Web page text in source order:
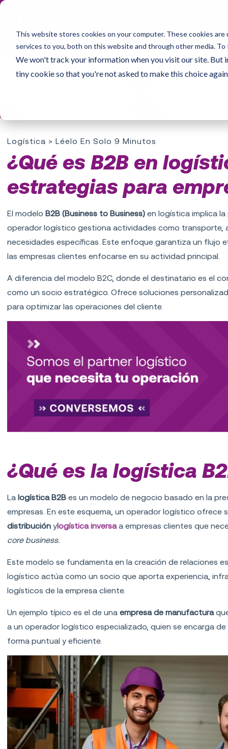
This website stores cookies on your computer. These cookies
services to you, both on this website and through other media.
We won't track your information when you visit our site. But
tiny cookie so that you're not asked to make this choice
Logística > Léelo En Solo 9 Minutos
¿Qué es B2B en
estrategias para
El modeloB2B (Business to Business) en logística implica
operador logístico gestiona actividades como transporte,
necesidades específicas. Este enfoque garantiza un flujo
las empresas clientes enfocarse en su actividad principal.
A diferencia del modelo B2C, donde el destinatario es el
como un socio estratégico. Ofrece soluciones
para optimizar las operaciones del cliente.
¿Qué es la logística
Lalogística B2B es un modelo de negocio basado en la
empresas. En este esquema, un operador logístico ofrece
distribución ylogística inversaa empresas clientes que
core business.
Este modelo se fundamenta en la creación de relaciones
logístico actúa como un socio que aporta experiencia,
logísticos de la empresa cliente.
Un ejemplo típico es el de unaempresa de manufactura
a un operador logístico especializado, quien se encarga
forma puntual y eficiente.